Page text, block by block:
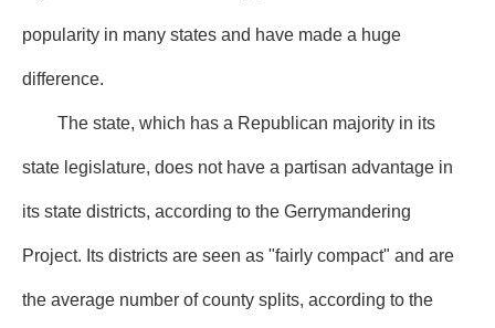
popularity in many states and have made a huge
difference.
The state, which has a Republican majority in its
state legislature, does not have a partisan advantage in
its state districts, according to the Gerrymandering
Project. Its districts are seen as "fairly compact" and are
the average number of county splits, according to the